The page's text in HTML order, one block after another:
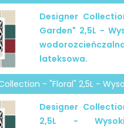
Designer
Garden" 2,5L -
lateksowa.
- "Floral" 2,5L -
Designer
2,5L -